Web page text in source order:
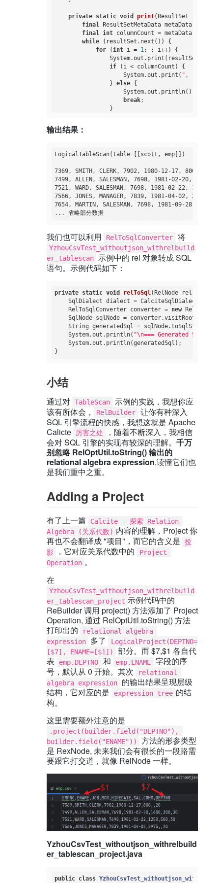
private static void print(ResultSet
final ResultSetMetaData metaData =
final int columnCount =
while (resultSet.next()) {
for (int i = 1; ; i++) {
if (i < columnCount) {
                    System.out.print(
", "
                }
else {
                    System.out.println();
break;
                }
        }
    }
输出结果：
LogicalTableScan(table=[[scott, emp]])
7369, SMITH, CLERK, 7902, 1980-12-17, 800, , 20
7499, ALLEN, SALESMAN, 7698, 1981-02-20, 1600,
7521, WARD, SALESMAN, 7698, 1981-02-22, 1250,
7566, JONES, MANAGER, 7839, 1981-04-02, 2975, ,
7654, MARTIN, SALESMAN, 7698, 1981-09-28,
... 省略部分数据
我们也可以利用 RelToSqlConverter 将
YzhouCsvTest_withoutjson_withrelbuild
er_tablescan 示例中的 rel 对象转成 SQL
语句。示例代码如下：
private static void relToSql(RelNode rel)
SqlDialect dialect =
    RelToSqlConverter converter =
new
SqlNode sqlNode =
String generatedSql =
    System.out.println(
"\n=== Generated SQL ==="
    System.out.println(generatedSql);
小结
通过对 TableScan
示例的实践，我想你应
该有所体会，
RelBuilder
让你有种深入
SQL 引擎流程的快感，我想这就是 Apache
Calicte
厉害之处
，随着不断深入，我相信
会对 SQL 引擎的实现有较深的理解。 千万
别忽略 RelOptUtil.toString() 输出的
relational algebra expression,读懂它们也
是我们重中之重。
Adding a Project
有了上一篇
Calcite - 探索 Relation
Algebra (关系代数) 内容的理解，Project 你
再也不会翻译成 "项目"，而它的含义是
投
影
，它对应关系代数中的
Project
Operation 。
在
YzhouCsvTest_withoutjson_withrelbuild
er_tablescan_project 示例代码中的
ReBuilder 调用 project() 方法添加了 Project
Operation, 通过 RelOptUtil.toString() 方法
打印出的
relational algebra
expression
多了
LogicalProject(DEPTNO=
[$7], ENAME=[$1])
部分。而 $7,$1 各自代
表
emp.DEPTNO 和 emp.ENAME
字段的序
号，默认从 0 开始。其次
relational
algebra expression
的输出结果呈现层级
结构，它对应的是
expression tree 的结
构。
这里需要额外注意的是
.project(builder.field("DEPTNO"),
builder.field("ENAME"))
方法的形参类型
是 RexNode, 未来我们会有很长的一段路需
要跟它打交道，就像 RelNode 一样。
YzhouCsvTest_withoutjson_withrelbuild
er_tablescan_project.java
public class